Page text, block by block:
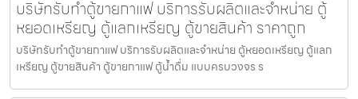
บริษัทรับทำตู้ขายกาแฟ บริการรับผลิตและจำหน่าย ตู้
หยอดเหรียญ ตู้แลกเหรียญ ตู้ขายสินค้า ราคาถูก
บริษัทรับทำตู้ขายกาแฟ บริการรับผลิตและจำหน่าย ตู้หยอดเหรียญ ตู้แลก
เหรียญ ตู้ขายสินค้า ตู้ขายกาแฟ ตู้น้ำดื่ม แบบครบวงจร ร